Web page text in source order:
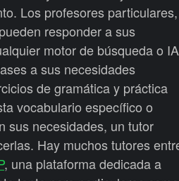
Los profesores particulares,
responder a sus
motor de búsqueda o IA
a sus necesidades
de gramática y práctica
vocabulario específico o
sus necesidades, un tutor
Hay muchos tutores
, una plataforma dedicada a